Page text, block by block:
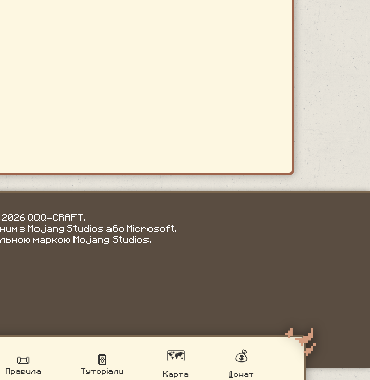
📜
Правила
📔
Туторіали
🗺️
Карта
💰
Донат
QQQ-CRAFT.
з Mojang Studios або Microsoft.
маркою Mojang Studios.